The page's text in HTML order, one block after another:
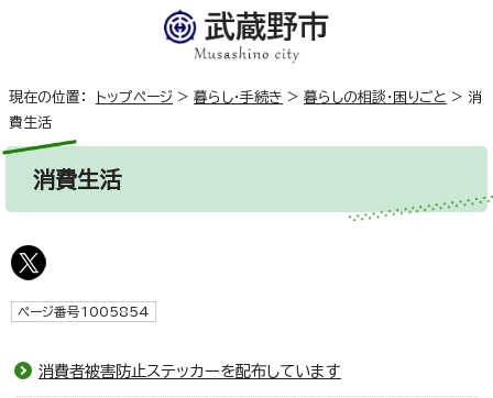
現在の位置： トップページ > 暮らし・手続き > 暮らしの相談・困りごと > 消
費生活
消費生活
ページ番号1005854
消費者被害防止ステッカーを配布しています